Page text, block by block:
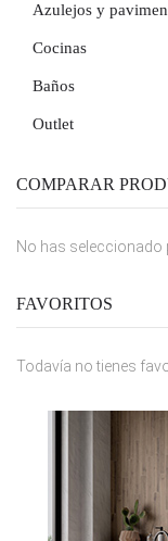
Azulejos y
Cocinas
Baños
Outlet
COMPARAR
No has
FAVORITOS
Todavía no tienes